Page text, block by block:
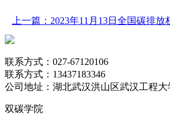
上一篇：2023年11月13日全国碳排
联系方式：027-67120106
联系方式：13437183346
公司地址：湖北武汉洪山区武汉工程
双碳学院